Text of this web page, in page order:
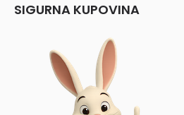
SIGURNA KUPOVINA